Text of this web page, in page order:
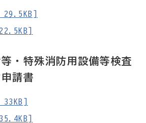
29.5KB]
・特殊消防用設備等検査
請書
33KB]